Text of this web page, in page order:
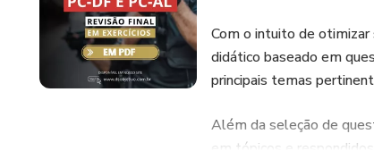
Com o intuito de
didático baseado em
principais temas
Além da seleção de
em tópicos e